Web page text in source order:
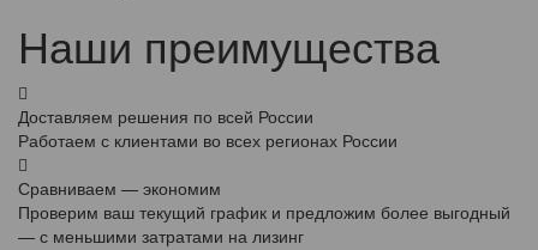
Наши преимущества
Доставляем решения по всей России
Работаем с клиентами во всех регионах России
Сравниваем — экономим
Проверим ваш текущий график и предложим более выгодный
— с меньшими затратами на лизинг